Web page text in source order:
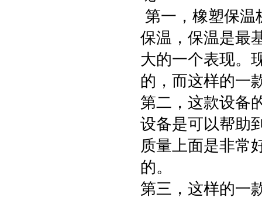
第一，橡塑保温
保温，保温是最
大的一个表现。
的，而这样的一
第二，这款设备
设备是可以帮助
质量上面是非常
的。
第三，这样的一